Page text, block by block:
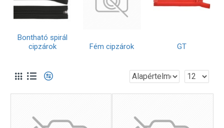
Bontható spirál
cipzárok
Fém cipzárok GT